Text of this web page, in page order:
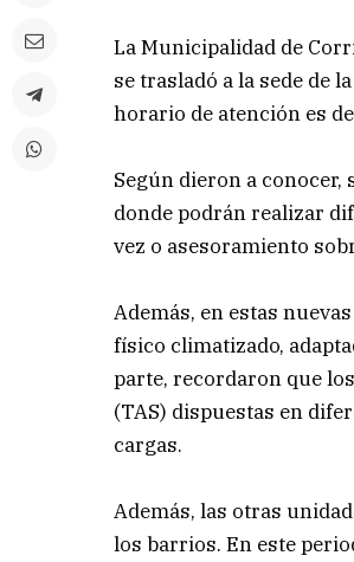
La Municipalidad de
se trasladó a la sede de
horario de atención es
Según dieron a
donde podrán realizar
vez o asesoramiento
Además, en estas
físico climatizado,
parte, recordaron que
(TAS) dispuestas en
cargas.
Además, las otras
los barrios. En este